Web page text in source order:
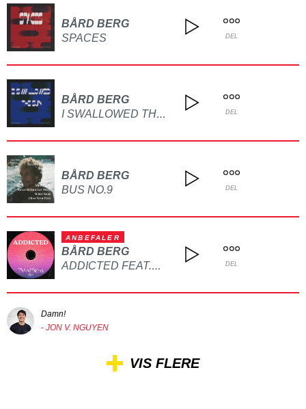
BÅRD BERG
SPACES
DEL
BÅRD BERG
I SWALLOWED THE SUN DEL
BÅRD BERG
BUS NO.9
DEL
ANBEFALER
BÅRD BERG
ADDICTED FEAT.KRISTIN MYHRVOLD (BÅRD BERG REMIX) DEL
Damn!
- JON V. NGUYEN
VIS FLERE